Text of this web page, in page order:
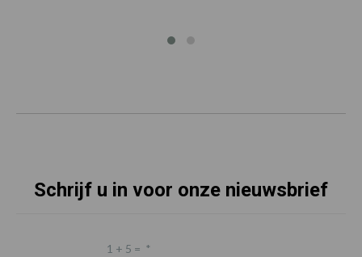
Schrijf u in voor onze nieuwsbrief
1 + 5 = *